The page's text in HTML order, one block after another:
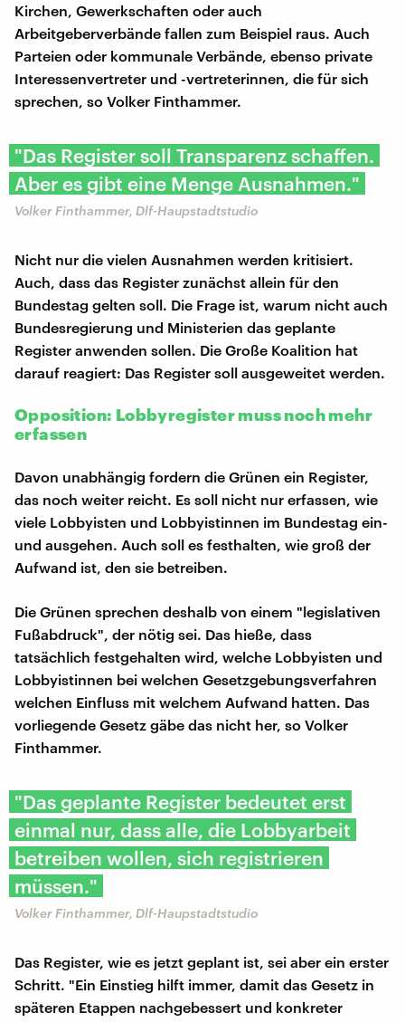
Kirchen, Gewerkschaften oder auch
Arbeitgeberverbände fallen zum Beispiel raus. Auch
Parteien oder kommunale Verbände, ebenso private
Interessenvertreter und -vertreterinnen, die für sich
sprechen, so Volker Finthammer.
"Das Register soll Transparenz schaffen.
Aber es gibt eine Menge Ausnahmen."
Volker Finthammer, Dlf-Haupstadtstudio
Nicht nur die vielen Ausnahmen werden kritisiert.
Auch, dass das Register zunächst allein für den
Bundestag gelten soll. Die Frage ist, warum nicht auch
Bundesregierung und Ministerien das geplante
Register anwenden sollen. Die Große Koalition hat
darauf reagiert: Das Register soll ausgeweitet werden.
Opposition: Lobbyregister muss noch mehr
erfassen
Davon unabhängig fordern die Grünen ein Register,
das noch weiter reicht. Es soll nicht nur erfassen, wie
viele Lobbyisten und Lobbyistinnen im Bundestag ein-
und ausgehen. Auch soll es festhalten, wie groß der
Aufwand ist, den sie betreiben.
Die Grünen sprechen deshalb von einem "legislativen
Fußabdruck", der nötig sei. Das hieße, dass
tatsächlich festgehalten wird, welche Lobbyisten und
Lobbyistinnen bei welchen Gesetzgebungsverfahren
welchen Einfluss mit welchem Aufwand hatten. Das
vorliegende Gesetz gäbe das nicht her, so Volker
Finthammer.
"Das geplante Register bedeutet erst
einmal nur, dass alle, die Lobbyarbeit
betreiben wollen, sich registrieren
müssen."
Volker Finthammer, Dlf-Haupstadtstudio
Das Register, wie es jetzt geplant ist, sei aber ein erster
Schritt. "Ein Einstieg hilft immer, damit das Gesetz in
späteren Etappen nachgebessert und konkreter